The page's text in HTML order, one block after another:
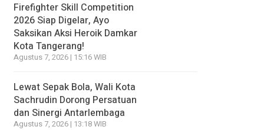
Firefighter Skill Competition
2026 Siap Digelar, Ayo
Saksikan Aksi Heroik Damkar
Kota Tangerang!
Agustus 7, 2026 | 15:16 WIB
Lewat Sepak Bola, Wali Kota
Sachrudin Dorong Persatuan
dan Sinergi Antarlembaga
Agustus 7, 2026 | 13:18 WIB